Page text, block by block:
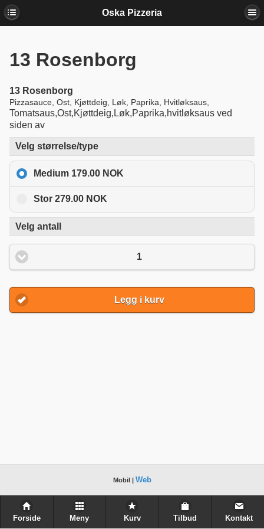
Oska Pizzeria
13 Rosenborg
13 Rosenborg
Pizzasauce, Ost, Kjøttdeig, Løk, Paprika, Hvitløksaus,
Tomatsaus,Ost,Kjøttdeig,Løk,Paprika,hvitløksaus ved
siden av
Velg størrelse/type
Medium 179.00 NOK
Stor 279.00 NOK
Velg antall
1
Legg i kurv
Mobil | Web
Forside Meny Kurv Tilbud Kontakt